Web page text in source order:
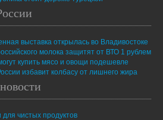
выставка открылась во Владивостоке
молока защитят от ВТО 1 рублем
купить мясо и овощи подешевле
избавит колбасу от лишнего жира
для чистых продуктов